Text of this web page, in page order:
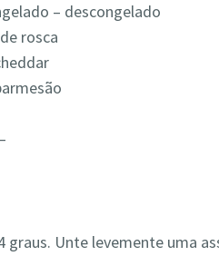
– descongelado
rosca
graus. Unte levemente uma